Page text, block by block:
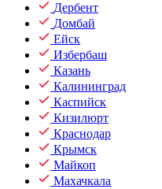
Дербент
Домбай
Ейск
Избербаш
Казань
Калининград
Каспийск
Кизилюрт
Краснодар
Крымск
Майкоп
Махачкала